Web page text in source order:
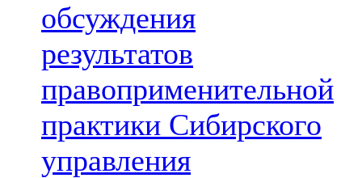
обсуждения
результатов
правоприменительной
практики Сибирского
управления